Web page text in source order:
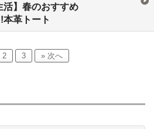
活】春のおすすめ
革トート
2 3 » 次へ